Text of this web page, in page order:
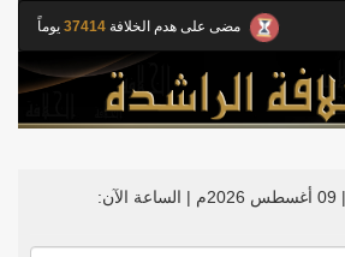
مضى على هدم الخلافة 37414 يوماً
الساعة الآن: